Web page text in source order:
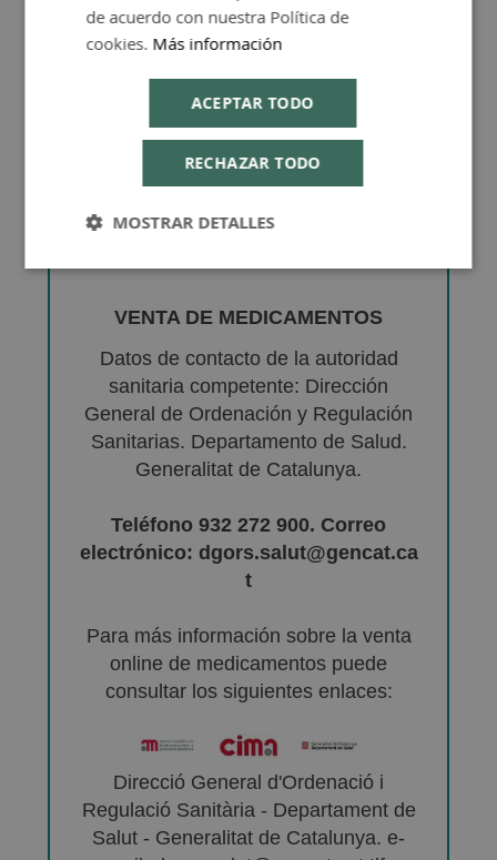
VENTA DE MEDICAMENTOS
Datos de contacto de la autoridad
sanitaria competente: Dirección
General de Ordenación y Regulación
Sanitarias. Departamento de Salud.
Generalitat de Catalunya.
Teléfono 932 272 900. Correo
electrónico: dgors.salut@gencat.ca
t
Para más información sobre la venta
online de medicamentos puede
consultar los siguientes enlaces:
Direcció General d'Ordenació i
Regulació Sanitària - Departament de
Salut - Generalitat de Catalunya. e-
de acuerdo con nuestra Política de
cookies. Más información
ACEPTAR TODO
RECHAZAR TODO
MOSTRAR DETALLES